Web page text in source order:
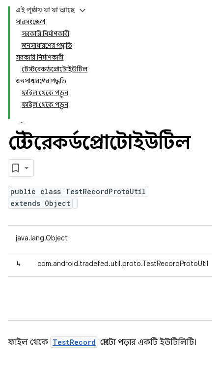
এই পৃষ্ঠায় যা যা আছে
সারসংক্ষেপ
সরকারি নির্মাণকারী
জনসাধারণের পদ্ধতি
সরকারি নির্মাণকারী
টেস্টরেকর্ডপ্রোটোইউটিল
জনসাধারণের পদ্ধতি
ফাইল থেকে পড়ুন
ফাইল থেকে পড়ুন
টেস্টরেকর্ডপ্রোটোইউটিল
public class TestRecordProtoUtil
extends Object
java.lang.Object
↳ com.android.tradefed.util.proto.TestRecordProtoUtil
ফাইল থেকে TestRecord প্রোটো পড়ার একটি ইউটিলিটি।